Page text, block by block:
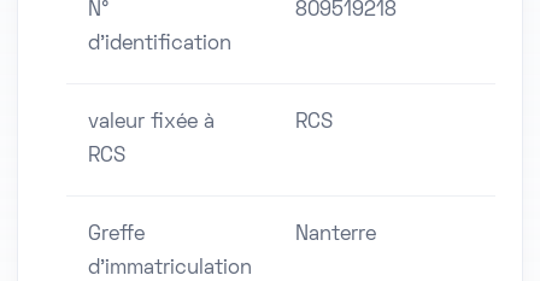
N°
d'identification
809519218
valeur fixée à
RCS
RCS
Greffe
d'immatriculation
Nanterre